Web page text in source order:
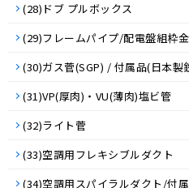
(28)ドブ プルボックス
(29)フレームパイプ/配電盤組枠
(30)ガス菅(SGP) / 付属品(日本製
(31)VP(厚肉)・VU(薄肉)塩ビ管
(32)ライト菅
(33)空調用フレキシブルダクト
(34)空調用スパイラルダクト/付